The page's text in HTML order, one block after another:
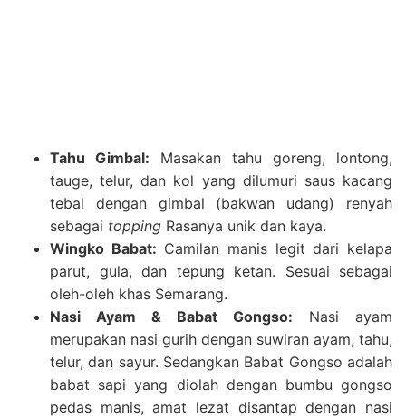
Tahu Gimbal: Masakan tahu goreng, lontong,
tauge, telur, dan kol yang dilumuri saus kacang
tebal dengan gimbal (bakwan udang) renyah
sebagai topping Rasanya unik dan kaya.
Wingko Babat: Camilan manis legit dari kelapa
parut, gula, dan tepung ketan. Sesuai sebagai
oleh-oleh khas Semarang.
Nasi Ayam & Babat Gongso: Nasi ayam
merupakan nasi gurih dengan suwiran ayam, tahu,
telur, dan sayur. Sedangkan Babat Gongso adalah
babat sapi yang diolah dengan bumbu gongso
pedas manis, amat lezat disantap dengan nasi